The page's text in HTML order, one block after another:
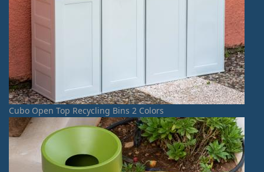
Cubo Open Top Recycling Bins 2 Colors